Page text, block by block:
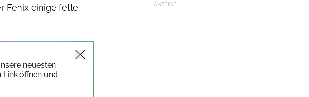
ANZEIGE
Fenix einige fette
neuesten
Link öffnen und